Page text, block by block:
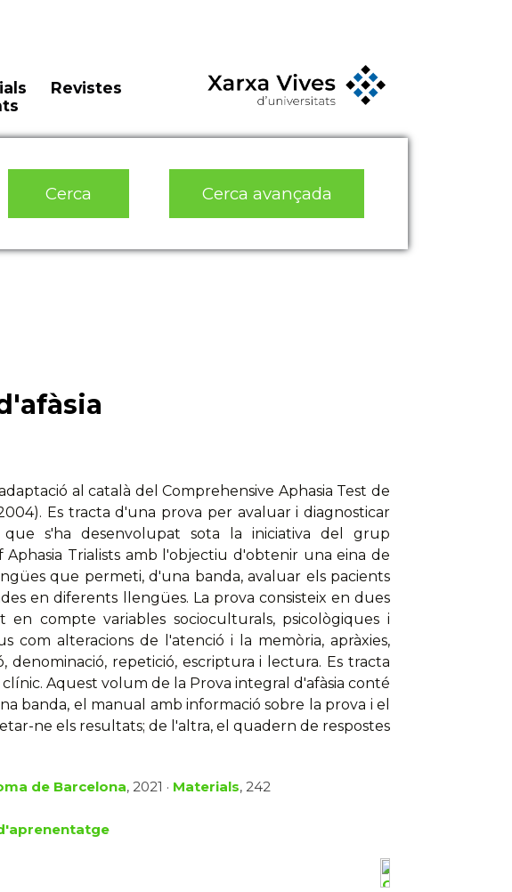
Revistes
Cerca Cerca avançada
al català del Comprehensive Aphasia Test de
Es tracta d'una prova per avaluar i diagnosticar
que s'ha desenvolupat sota la iniciativa del grup
Trialists amb l'objectiu d'obtenir una eina de
que permeti, d'una banda, avaluar els pacients
en diferents llengües. La prova consisteix en dues
compte variables socioculturals, psicològiques i
alteracions de l'atenció i la memòria, apràxies,
denominació, repetició, escriptura i lectura. Es tracta
Aquest volum de la Prova integral d'afàsia conté
banda, el manual amb informació sobre la prova i el
ne els resultats; de l'altra, el quadern de respostes
de Barcelona, 2021 · Materials, 242